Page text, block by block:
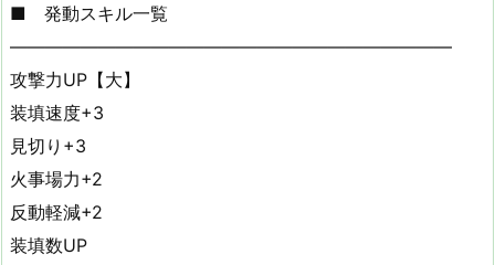
■ 発動スキル一覧
—————————————————————————
攻撃力UP【大】
装填速度+3
見切り+3
火事場力+2
反動軽減+2
装填数UP